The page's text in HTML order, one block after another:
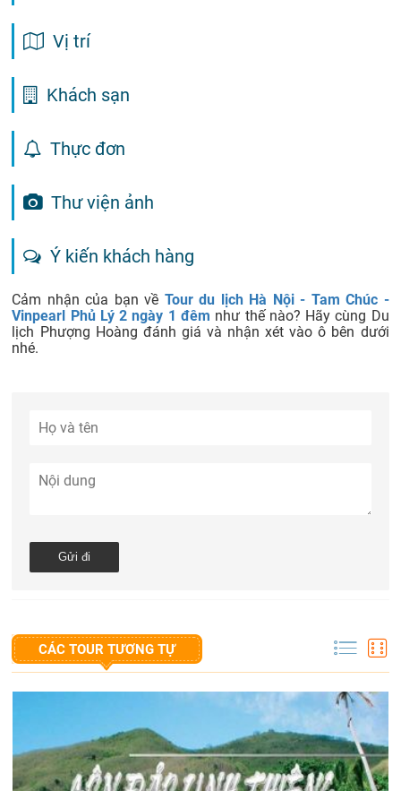
Vị trí
Khách sạn
Thực đơn
Thư viện ảnh
Ý kiến khách hàng
Cảm nhận của bạn về Tour du lịch Hà Nội - Tam Chúc -
Vinpearl Phủ Lý 2 ngày 1 đêm như thế nào? Hãy cùng Du
lịch Phượng Hoàng đánh giá và nhận xét vào ô bên dưới
nhé.
CÁC TOUR TƯƠNG TỰ